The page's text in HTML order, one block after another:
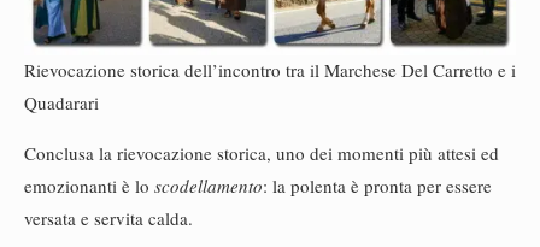
Rievocazione storica dell’incontro tra il Marchese Del Carretto e i
Quadarari
Conclusa la rievocazione storica, uno dei momenti più attesi ed
emozionanti è lo scodellamento: la polenta è pronta per essere
versata e servita calda.